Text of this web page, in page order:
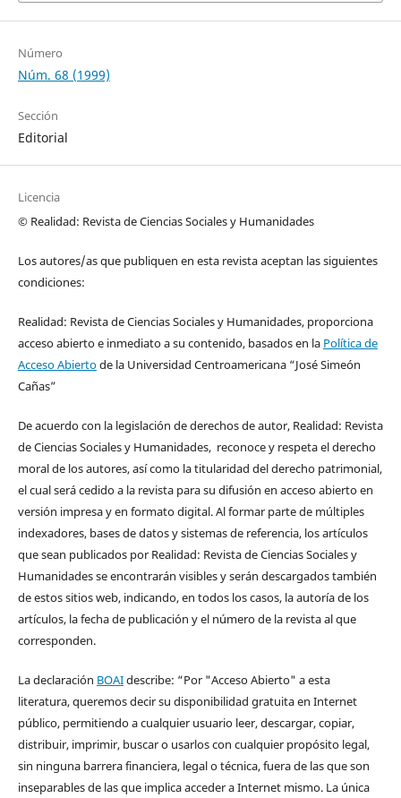
Número
Núm. 68 (1999)
Sección
Editorial
Licencia
© Realidad: Revista de Ciencias Sociales y Humanidades
Los autores/as que publiquen en esta revista aceptan las siguientes
condiciones:
Realidad: Revista de Ciencias Sociales y Humanidades, proporciona
acceso abierto e inmediato a su contenido, basados en la Política de
Acceso Abiertode la Universidad Centroamericana “José Simeón
Cañas”
De acuerdo con la legislación de derechos de autor, Realidad: Revista
de Ciencias Sociales y Humanidades, reconoce y respeta el derecho
moral de los autores, así como la titularidad del derecho patrimonial,
el cual será cedido a la revista para su difusión en acceso abierto en
versión impresa y en formato digital. Al formar parte de múltiples
indexadores, bases de datos y sistemas de referencia, los artículos
que sean publicados por Realidad: Revista de Ciencias Sociales y
Humanidades se encontrarán visibles y serán descargados también
de estos sitios web, indicando, en todos los casos, la autoría de los
artículos, la fecha de publicación y el número de la revista al que
corresponden.
La declaración BOAIdescribe: “Por "Acceso Abierto" a esta
literatura, queremos decir su disponibilidad gratuita en Internet
público, permitiendo a cualquier usuario leer, descargar, copiar,
distribuir, imprimir, buscar o usarlos con cualquier propósito legal,
sin ninguna barrera financiera, legal o técnica, fuera de las que son
inseparables de las que implica acceder a Internet mismo. La única